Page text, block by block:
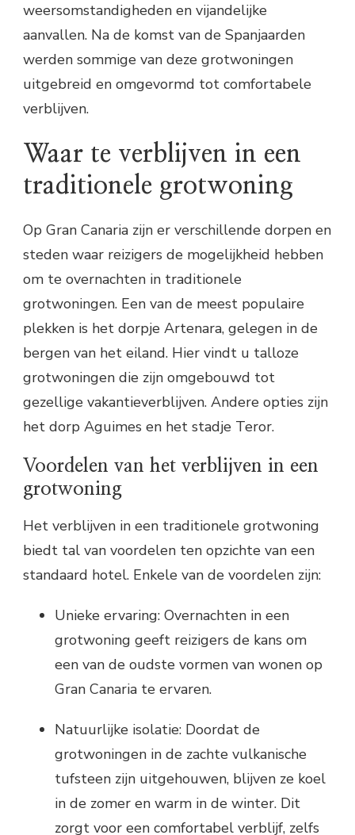
weersomstandigheden en vijandelijke
aanvallen. Na de komst van de Spanjaarden
werden sommige van deze grotwoningen
uitgebreid en omgevormd tot comfortabele
verblijven.
Waar te verblijven in een
traditionele grotwoning
Op Gran Canaria zijn er verschillende dorpen en
steden waar reizigers de mogelijkheid hebben
om te overnachten in traditionele
grotwoningen. Een van de meest populaire
plekken is het dorpje Artenara, gelegen in de
bergen van het eiland. Hier vindt u talloze
grotwoningen die zijn omgebouwd tot
gezellige vakantieverblijven. Andere opties zijn
het dorp Aguimes en het stadje Teror.
Voordelen van het verblijven in een
grotwoning
Het verblijven in een traditionele grotwoning
biedt tal van voordelen ten opzichte van een
standaard hotel. Enkele van de voordelen zijn:
Unieke ervaring: Overnachten in een
grotwoning geeft reizigers de kans om
een van de oudste vormen van wonen op
Gran Canaria te ervaren.
Natuurlijke isolatie: Doordat de
grotwoningen in de zachte vulkanische
tufsteen zijn uitgehouwen, blijven ze koel
in de zomer en warm in de winter. Dit
zorgt voor een comfortabel verblijf, zelfs